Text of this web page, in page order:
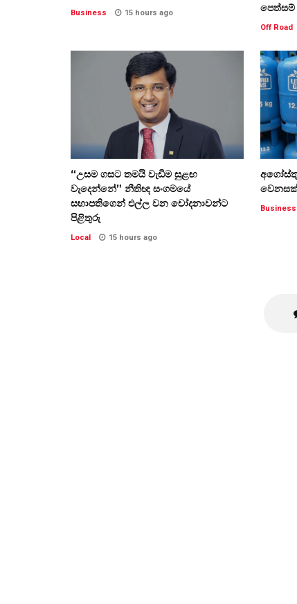
Business 15 hours ago
පෙත්සම්
Off Road
“උසම ගසට තමයි වැඩිම සුළඟ
වැදෙන්නේ” නීතිඥ සංගමයේ
සභාපතිගෙන් එල්ල වන චෝදනාවන්ට
පිළිතුරු
Local 15 hours ago
අගෝස්තු
Business